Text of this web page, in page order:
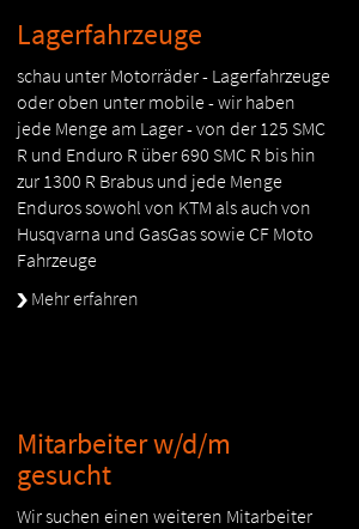
Lagerfahrzeuge
schau unter Motorräder - Lagerfahrzeuge
oder oben unter mobile - wir haben
jede Menge am Lager - von der 125 SMC
R und Enduro R über 690 SMC R bis hin
zur 1300 R Brabus und jede Menge
Enduros sowohl von KTM als auch von
Husqvarna und GasGas sowie CF Moto
Fahrzeuge
Mehr erfahren
Mitarbeiter w/d/m
gesucht
Wir suchen einen weiteren Mitarbeiter